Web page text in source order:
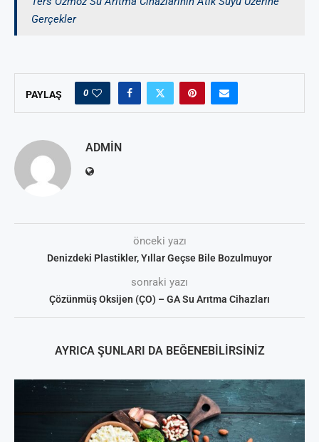
Gerçekler
PAYLAŞ 0
ADMIN
önceki yazı
Denizdeki Plastikler, Yıllar Geçse Bile Bozulmuyor
sonraki yazı
Çözünmüş Oksijen (ÇO) – GA Su Arıtma Cihazları
AYRICA ŞUNLARI DA BEĞENEBILIRSINIZ